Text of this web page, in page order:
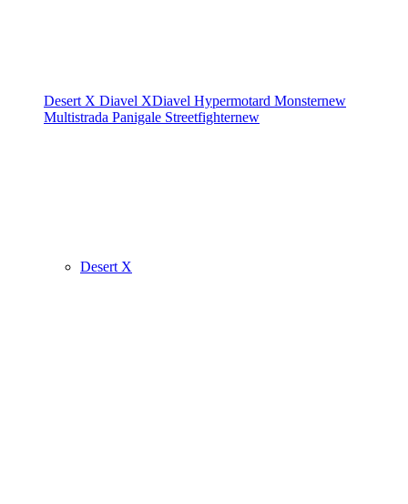
Desert X Diavel XDiavel Hypermotard Monsternew
Multistrada Panigale Streetfighternew
Desert X